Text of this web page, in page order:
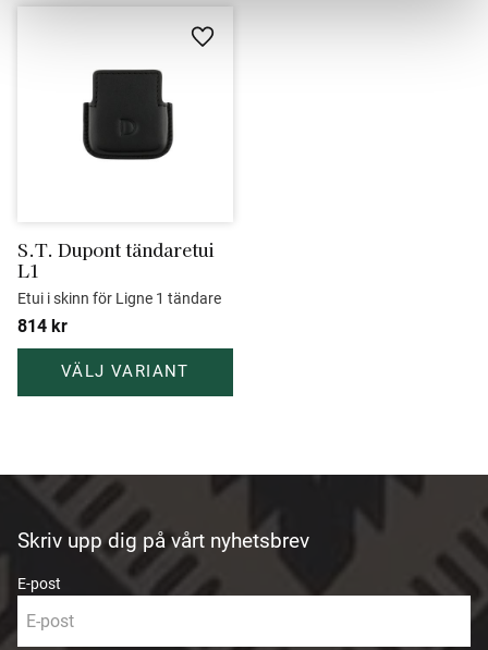
S.T. Dupont tändaretui
L1
Etui i skinn för Ligne 1 tändare
814 kr
Lägg till i favoriter
Skriv upp dig på vårt nyhetsbrev
E-post